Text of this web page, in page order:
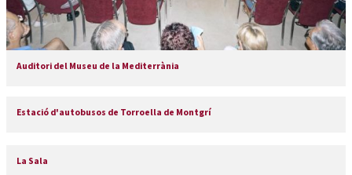
Auditori del Museu de la Mediterrània
Estació d'autobusos de Torroella de Montgrí
La Sala